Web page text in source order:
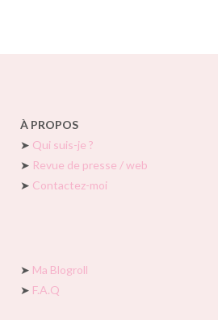
À PROPOS
➤ Qui suis-je ?
➤ Revue de presse / web
➤ Contactez-moi
➤ Ma Blogroll
➤ F.A.Q